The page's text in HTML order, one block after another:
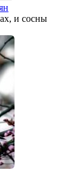
и сосны